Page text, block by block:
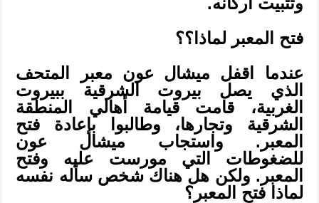
فتح المعبر لماذا؟؟
عندما اقفل ميشال عون معبر المتحف
الذي يصل بيروت الشرقية ببيروت
الغربية، قامت قيامة أهالي المنطقة
الشرقية وتجارها، وطالبوا بإعادة فتح
المعبر. واستجاب ميشال عون
للضغوطات التي مورست عليه وفتح
المعبر. ولكن هل هناك شخص سأله نفسه
لماذا فتح المعبر؟